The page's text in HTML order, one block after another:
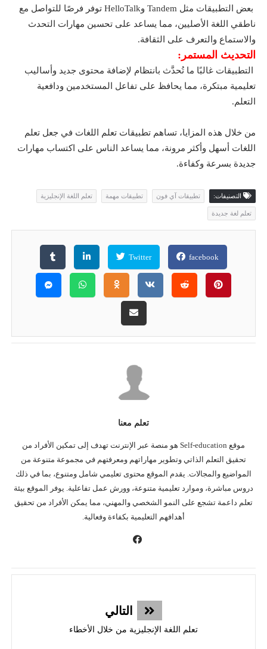
بعض التطبيقات مثل Tandem وHelloTalk توفر فرصًا للتواصل مع
ناطقي اللغة الأصليين، مما يساعد على تحسين مهارات التحدث
والاستماع والتعرف على الثقافة.
التحديث المستمر:
التطبيقات غالبًا ما تُحدَّث بانتظام لإضافة محتوى جديد وأساليب
تعليمية مبتكرة، مما يحافظ على تفاعل المستخدمين ودافعية
التعلم.
من خلال هذه المزايا، تساهم تطبيقات تعلم اللغات في جعل تعلم
اللغات أسهل وأكثر مرونة، مما يساعد الناس على اكتساب مهارات
جديدة بسرعة وكفاءة.
التصنيفات: تطبيقات آي فون تطبيقات مهمة تعلم اللغة الإنجليزية
تعلم لغة جديدة
facebook
Twitter
تعلم معنا
موقع Self-education هو منصة عبر الإنترنت تهدف إلى تمكين الأفراد من
تحقيق التعلم الذاتي وتطوير مهاراتهم ومعرفتهم في مجموعة متنوعة من
المواضيع والمجالات. يقدم الموقع محتوى تعليمي شامل ومتنوع، بما في ذلك
دروس مباشرة، وموارد تعليمية متنوعة، وورش عمل تفاعلية. يوفر الموقع بيئة
تعلم داعمة تشجع على النمو الشخصي والمهني، مما يمكن الأفراد من تحقيق
أهدافهم التعليمية بكفاءة وفعالية.
التالي
تعلم اللغة الإنجليزية من خلال الأخطاء